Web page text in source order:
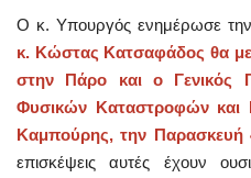
Ο κ. Υπουργός ενημέρωσε την
κ. Κώστας Κατσαφάδος θα
στην Πάρο και ο Γενικός
Φυσικών Καταστροφών και
Καμπούρης, την Παρασκευή
επισκέψεις αυτές έχουν